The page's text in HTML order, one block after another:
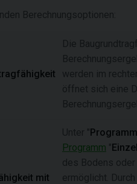
Berechnungsoptionen:
Die
werden im
öffnet sich eine
mit
Unter "
Programm "
des Bodens
ermöglicht.